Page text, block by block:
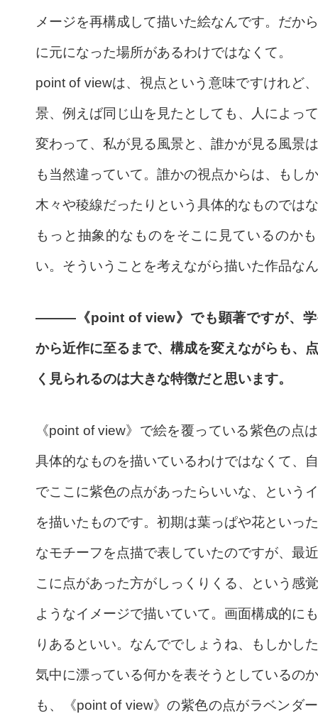
メージを再構成して描いた絵なんです。だか
に元になった場所があるわけではなくて。
point of viewは、視点という意味ですけれど
景、例えば同じ山を見たとしても、人によっ
変わって、私が見る風景と、誰かが見る風景
も当然違っていて。誰かの視点からは、もし
木々や稜線だったりという具体的なものでは
もっと抽象的なものをそこに見ているのか
い。そういうことを考えながら描いた作品な
———《point of view》でも顕著ですが、学
から近作に至るまで、構成を変えながらも、
く見られるのは大きな特徴だと思います。
《point of view》で絵を覆っている紫色の点
具体的なものを描いているわけではなくて、
でここに紫色の点があったらいいな、という
を描いたものです。初期は葉っぱや花といっ
なモチーフを点描で表していたのですが、最
こに点があった方がしっくりくる、という感
ようなイメージで描いていて。画面構成的に
りあるといい。なんででしょうね、もしかし
気中に漂っている何かを表そうとしているの
も、《point of view》の紫色の点がラベンダ